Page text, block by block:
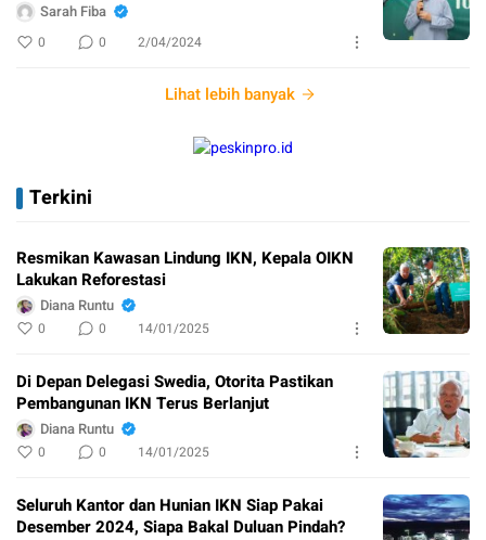
Sarah Fiba
0 0 2/04/2024
Lihat lebih banyak
Terkini
Resmikan Kawasan Lindung IKN, Kepala OIKN
Lakukan Reforestasi
Diana Runtu
0 0 14/01/2025
Di Depan Delegasi Swedia, Otorita Pastikan
Pembangunan IKN Terus Berlanjut
Diana Runtu
0 0 14/01/2025
Seluruh Kantor dan Hunian IKN Siap Pakai
Desember 2024, Siapa Bakal Duluan Pindah?